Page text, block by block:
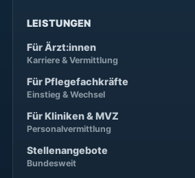
LEISTUNGEN
Für Ärzt:innen
Karriere & Vermittlung
Für Pflegefachkräfte
Einstieg & Wechsel
Für Kliniken & MVZ
Personalvermittlung
Stellenangebote
Bundesweit